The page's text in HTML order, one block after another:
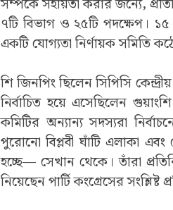
সম্পর্কে সহায়তা করার জন্যে,
৭টি বিভাগ ও ২৫টি পদক্ষেপ। ১৫
একটি যোগ্যতা নির্ণায়ক সমিতি
শি জিনপিং ছিলেন সিপিসি
নির্বাচিত হয়ে এসেছিলেন
কমিটির অন্যান্য সদস্যরা
পুরোনো বিপ্লবী ঘাঁটি এলাকা এবং
হচ্ছে— সেখান থেকে। তাঁরা
নিয়েছেন পার্টি কংগ্রেসের